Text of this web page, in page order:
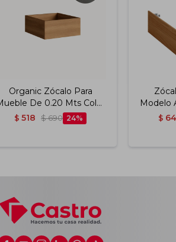
Organic Zócalo Para
De 0.20 Mts Color
Nature
$ 518 $ 690 24
Modelo
$